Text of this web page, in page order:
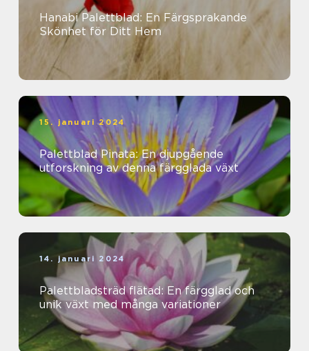
Hanabi Palettblad: En Färgsprakande
Skönhet för Ditt Hem
15. januari 2024
Palettblad Pinata: En djupgående
utforskning av denna färgglada växt
14. januari 2024
Palettbladsträd flätad: En färgglad och
unik växt med många variationer